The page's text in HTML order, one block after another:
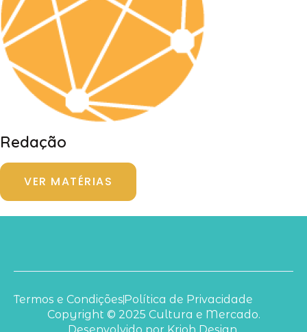
Redação
VER MATÉRIAS
Copyright © 2025 Cultura e Mercado.
Termos e CondiçõesPolítica de Privacidade